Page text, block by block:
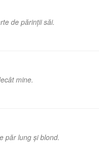
de părinții săi.
mine.
păr lung și blond.